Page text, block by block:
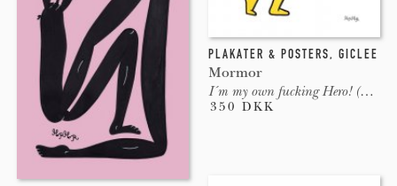
PLAKATER & POSTERS, GICLEE
Mormor
I´m my own fucking Hero! (White)
350 DKK